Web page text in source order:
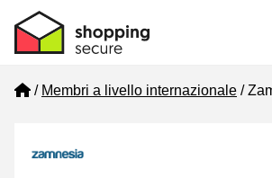
Home
Membri a livello internazionale